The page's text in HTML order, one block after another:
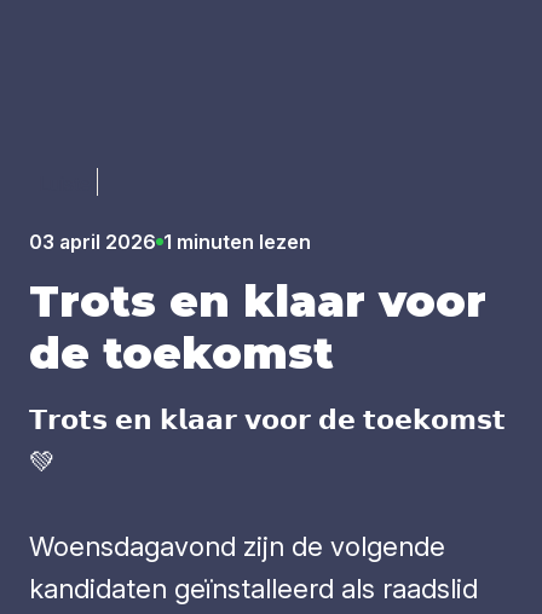
03 april 2026 1 minuten lezen
Trots en klaar voor
de toe­komst
𝗧𝗿𝗼𝘁𝘀 𝗲𝗻 𝗸𝗹𝗮𝗮𝗿 𝘃𝗼𝗼𝗿 𝗱𝗲 𝘁𝗼𝗲𝗸𝗼𝗺𝘀𝘁
💚
Woensdagavond zijn de volgende
kandidaten geïnstalleerd als raadslid